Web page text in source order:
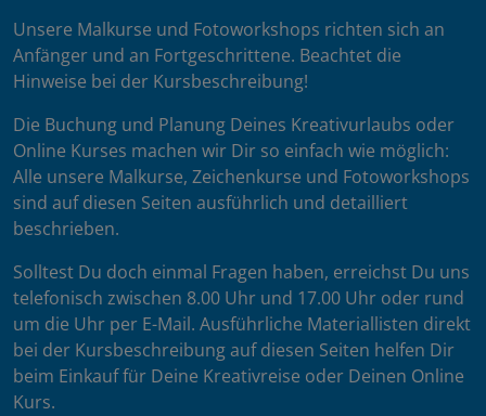
Unsere Malkurse und Fotoworkshops richten sich an
Anfänger und an Fortgeschrittene. Beachtet die
Hinweise bei der Kursbeschreibung!
Die Buchung und Planung Deines Kreativurlaubs oder
Online Kurses machen wir Dir so einfach wie möglich:
Alle unsere Malkurse, Zeichenkurse und Fotoworkshops
sind auf diesen Seiten ausführlich und detailliert
beschrieben.
Solltest Du doch einmal Fragen haben, erreichst Du uns
telefonisch zwischen 8.00 Uhr und 17.00 Uhr oder rund
um die Uhr per E-Mail. Ausführliche Materiallisten direkt
bei der Kursbeschreibung auf diesen Seiten helfen Dir
beim Einkauf für Deine Kreativreise oder Deinen Online
Kurs.